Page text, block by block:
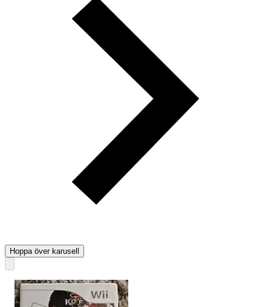
Hoppa över karusell